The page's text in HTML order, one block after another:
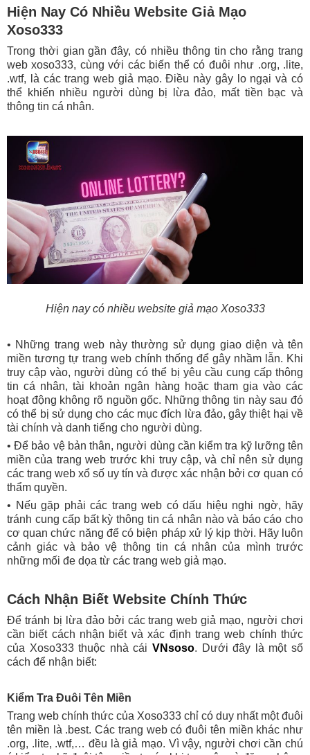
Hiện Nay Có Nhiều Website Giả Mạo
Xoso333
Trong thời gian gần đây, có nhiều thông tin cho rằng trang
web xoso333, cùng với các biến thể có đuôi như .org, .lite,
.wtf, là các trang web giả mạo. Điều này gây lo ngại và có
thể khiến nhiều người dùng bị lừa đảo, mất tiền bạc và
thông tin cá nhân.
Hiện nay có nhiều website giả mạo Xoso333
• Những trang web này thường sử dụng giao diện và tên
miền tương tự trang web chính thống để gây nhầm lẫn. Khi
truy cập vào, người dùng có thể bị yêu cầu cung cấp thông
tin cá nhân, tài khoản ngân hàng hoặc tham gia vào các
hoạt động không rõ nguồn gốc. Những thông tin này sau đó
có thể bị sử dụng cho các mục đích lừa đảo, gây thiệt hại về
tài chính và danh tiếng cho người dùng.
• Để bảo vệ bản thân, người dùng cần kiểm tra kỹ lưỡng tên
miền của trang web trước khi truy cập, và chỉ nên sử dụng
các trang web xổ số uy tín và được xác nhận bởi cơ quan có
thẩm quyền.
• Nếu gặp phải các trang web có dấu hiệu nghi ngờ, hãy
tránh cung cấp bất kỳ thông tin cá nhân nào và báo cáo cho
cơ quan chức năng để có biện pháp xử lý kịp thời. Hãy luôn
cảnh giác và bảo vệ thông tin cá nhân của mình trước
những mối đe dọa từ các trang web giả mạo.
Cách Nhận Biết Website Chính Thức
Để tránh bị lừa đảo bởi các trang web giả mạo, người chơi
cần biết cách nhận biết và xác định trang web chính thức
của Xoso333 thuộc nhà cái VNsoso. Dưới đây là một số
cách để nhận biết:
Kiểm Tra Đuôi Tên Miền
Trang web chính thức của Xoso333 chỉ có duy nhất một đuôi
tên miền là .best. Các trang web có đuôi tên miền khác như
.org, .lite, .wtf,… đều là giả mạo. Vì vậy, người chơi cần chú